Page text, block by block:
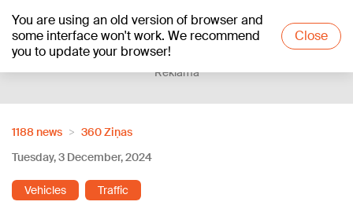
You are using an old version of browser and
some interface won't work. We recommend
you to update your browser!
Close
+20°C
Reklāma
1188 news
360 Ziņas
Tuesday, 3 December, 2024
Vehicles Traffic